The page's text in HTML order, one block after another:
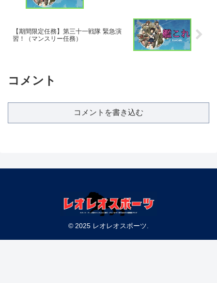
【期間限定任務】第三十一戦隊 緊急演
習！（マンスリー任務）
コメント
コメントを書き込む
© 2025 レオレオスポーツ.